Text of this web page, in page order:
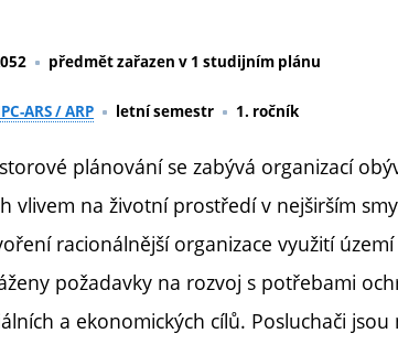
předmět zařazen v 1 studijním plánu
ARS / ARP letní semestr 1. ročník
plánování se zabývá organizací
vlivem na životní prostředí v nejširším
racionálnější organizace využití
požadavky na rozvoj s potřebami
a ekonomických cílů. Posluchači